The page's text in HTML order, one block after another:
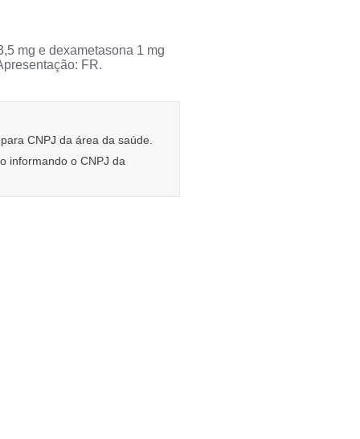
mg e dexametasona 1 mg
FR.
CNPJ da área da saúde.
informando o CNPJ da